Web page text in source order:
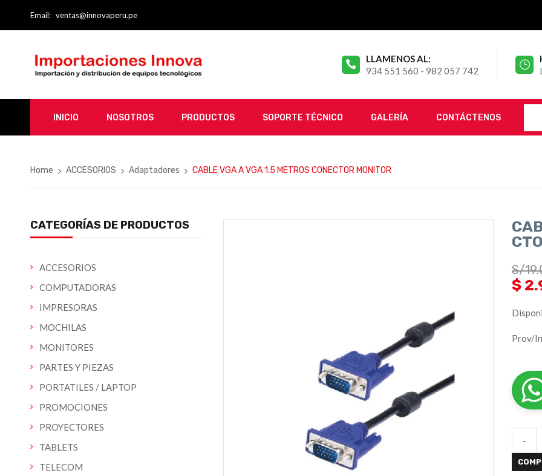
Email: ventas@innovaperu.pe
LLAMENOS AL:
934 551 560 - 982 057 742
INICIO NOSOTROS PRODUCTOS SOPORTE TÉCNICO GALERÍA CONTÁCTENOS
Home ACCESORIOS Adaptadores CABLE VGA A VGA 1.5 METROS CONECTOR MONITOR
CATEGORÍAS DE PRODUCTOS
ACCESORIOS
COMPUTADORAS
IMPRESORAS
MOCHILAS
MONITORES
PARTES Y PIEZAS
PORTATILES / LAPTOP
PROMOCIONES
PROYECTORES
TABLETS
TELECOM
S/
$
Prov/
-